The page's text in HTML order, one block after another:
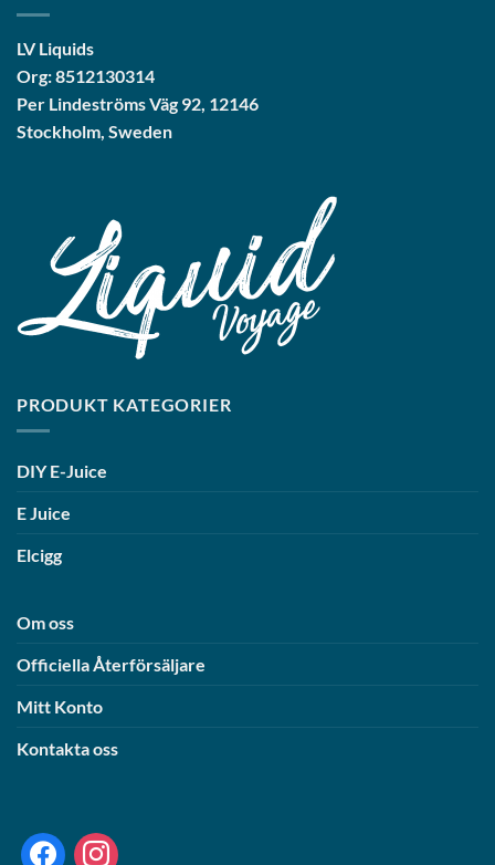
LV Liquids
Org: 8512130314
Per Lindeströms Väg 92, 12146
Stockholm, Sweden
PRODUKT KATEGORIER
DIY E-Juice
E Juice
Elcigg
Om oss
Officiella Återförsäljare
Mitt Konto
Kontakta oss
facebookinstagram